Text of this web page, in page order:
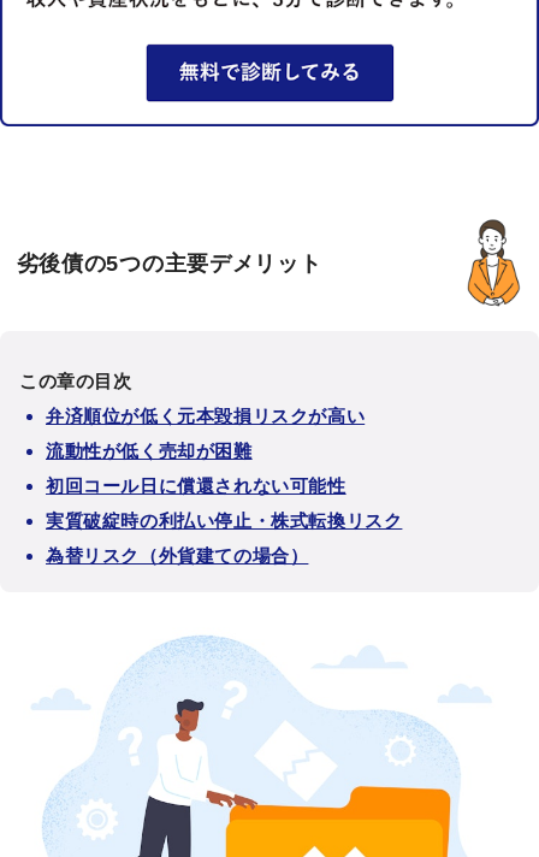
劣後債の5つの主要デメリット
この章の目次
弁済順位が低く元本毀損リスクが高い
流動性が低く売却が困難
初回コール日に償還されない可能性
実質破綻時の利払い停止・株式転換リスク
為替リスク（外貨建ての場合）